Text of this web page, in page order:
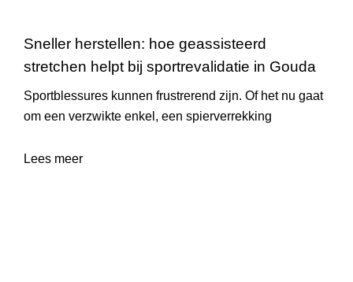
Sneller herstellen: hoe geassisteerd
stretchen helpt bij sportrevalidatie in Gouda
Sportblessures kunnen frustrerend zijn. Of het nu gaat
om een verzwikte enkel, een spierverrekking
Lees meer